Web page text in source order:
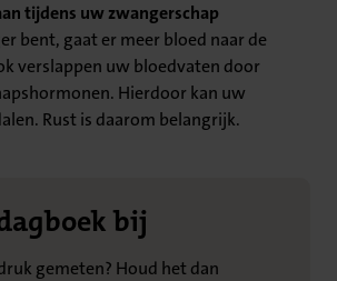
tijdens uw zwangerschap
bent, gaat er meer bloed naar de
verslappen uw bloedvaten door
Hierdoor kan uw
Rust is daarom belangrijk.
bij
gemeten? Houd het dan